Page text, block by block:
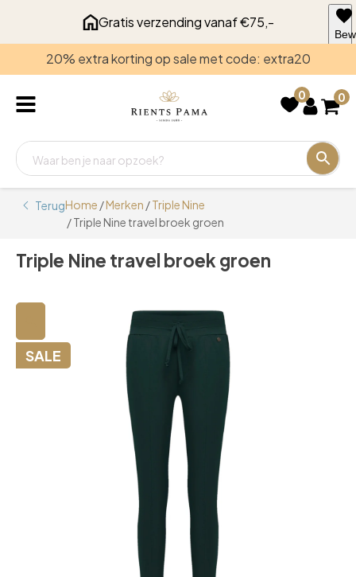
Gratis verzending vanaf €75,-
20% extra korting op sale met code: extra20
0 0
TerugHome /Merken /Triple Nine
/ Triple Nine travel broek groen
Triple Nine travel broek groen
SALE
voor